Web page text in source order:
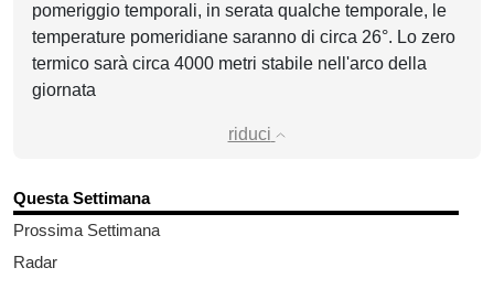
pomeriggio temporali, in serata qualche temporale, le
temperature pomeridiane saranno di circa 26°. Lo zero
termico sarà circa 4000 metri stabile nell'arco della
giornata
riduci
Questa Settimana
Prossima Settimana
Radar